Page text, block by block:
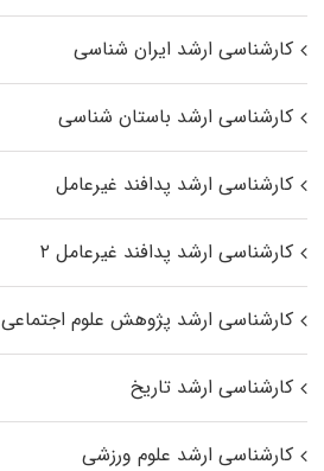
کارشناسی ارشد ایران شناسی
کارشناسی ارشد باستان شناسی
کارشناسی ارشد پدافند غیرعامل
کارشناسی ارشد پدافند غیرعامل ۲
کارشناسی ارشد پژوهش علوم اجتماعی
کارشناسی ارشد تاریخ
کارشناسی ارشد علوم ورزشی